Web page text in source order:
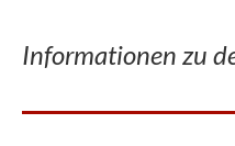
Informationen zu